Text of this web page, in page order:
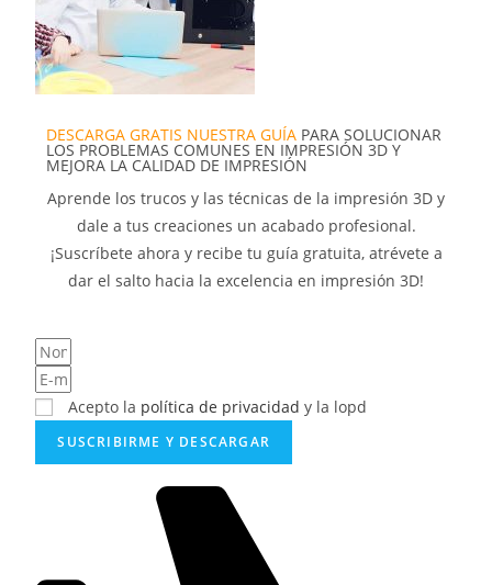
DESCARGA GRATIS NUESTRA GUÍA PARA SOLUCIONAR
LOS PROBLEMAS COMUNES EN IMPRESIÓN 3D Y
MEJORA LA CALIDAD DE IMPRESIÓN
Aprende los trucos y las técnicas de la impresión 3D y
dale a tus creaciones un acabado profesional.
¡Suscríbete ahora y recibe tu guía gratuita, atrévete a
dar el salto hacia la excelencia en impresión 3D!
Acepto la política de privacidad y la lopd
SUSCRIBIRME Y DESCARGAR